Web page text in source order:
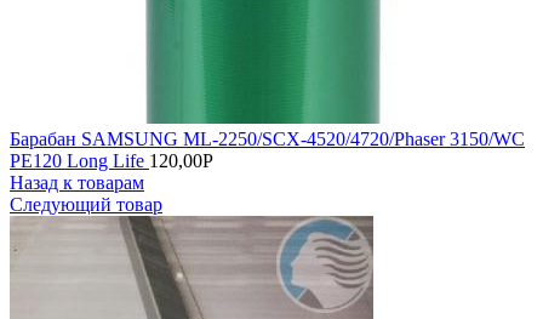
Барабан SAMSUNG ML-2250/SCX-4520/4720/Phaser 3150/WC
PE120 Long Life 120,00Р
Назад к товарам
Следующий товар